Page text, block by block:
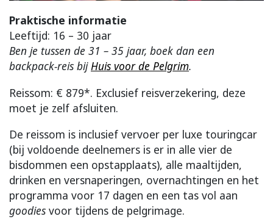
Praktische informatie
Leeftijd: 16 – 30 jaar
Ben je tussen de 31 – 35 jaar, boek dan een
backpack-reis bijHuis voor de Pelgrim.
Reissom: € 879*. Exclusief reisverzekering, deze
moet je zelf afsluiten.
De reissom is inclusief vervoer per luxe touringcar
(bij voldoende deelnemers is er in alle vier de
bisdommen een opstapplaats), alle maaltijden,
drinken en versnaperingen, overnachtingen en het
programma voor 17 dagen en een tas vol aan
goodies voor tijdens de pelgrimage.